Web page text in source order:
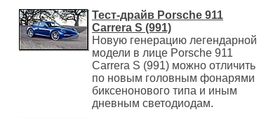
Тест-драйв Porsche 911
Carrera S (991)
Новую генерацию легендарной
модели в лице Porsche 911
Carrera S (991) можно отличить
по новым головным фонарями
биксенонового типа и иным
дневным светодиодам.